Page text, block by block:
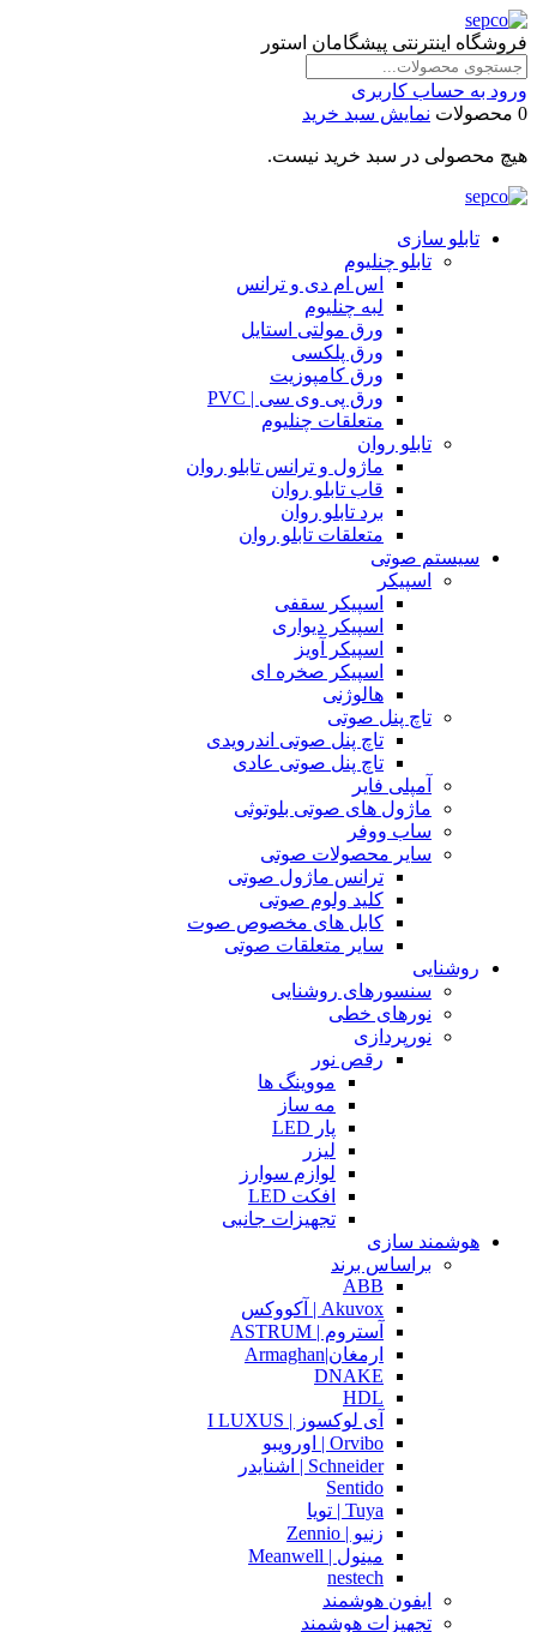
فروشگاه اینترنتی پیشگامان استور
ورود به حساب کاربری
0 محصولات
نمایش سبد خرید
هیچ محصولی در سبد خرید نیست.
تابلو سازی
تابلو چنلیوم
اس ام دی و ترانس
لبه چنلیوم
ورق مولتی استایل
ورق پلکسی
ورق کامپوزیت
ورق پی وی سی | PVC
متعلقات چنلیوم
تابلو روان
ماژول و ترانس تابلو روان
قاب تابلو روان
برد تابلو روان
متعلقات تابلو روان
سیستم صوتی
اسپیکر
اسپیکر سقفی
اسپیکر دیواری
اسپیکر آویز
اسپیکر صخره ای
هالوژنی
تاچ پنل صوتی
تاچ پنل صوتی اندرویدی
تاچ پنل صوتی عادی
آمپلی فایر
ماژول های صوتی بلوتوثی
ساب ووفر
سایر محصولات صوتی
ترانس ماژول صوتی
کلید ولوم صوتی
کابل های مخصوص صوت
سایر متعلقات صوتی
روشنایی
سنسورهای روشنایی
نورهای خطی
نورپردازی
رقص نور
مووینگ ها
مه ساز
پار LED
لیزر
لوازم سوارز
افکت LED
تجهیزات جانبی
هوشمند سازی
براساس برند
ABB
Akuvox | آکووکس
آستروم | ASTRUM
ارمغان|Armaghan
DNAKE
HDL
آی لوکسوز | I LUXUS
Orvibo | اورویبو
Schneider | اشنایدر
Sentido
Tuya | تویا
زنیو | Zennio
مینول | Meanwell
nestech
ایفون هوشمند
تجهیزات هوشمند